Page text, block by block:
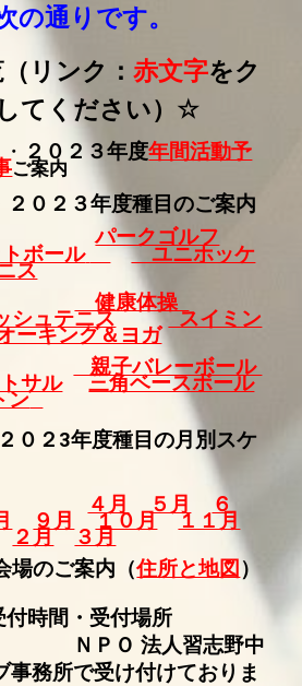
の通りです。
リンク： 赤文字をク
てください） ☆
２０２３年度年間活動予
ご案内
２０２３年度種目のご案内
パークゴルフ
ボール ユニホッケ
ス
健康体操
シュテニス スイミン
ーキング＆ヨガ
親子バレーボール
サル 三角ベースボール
ン
２０２ 3年度種目の月別 スケ
４月
５月 ６
９月 １０月 １１月
２月
３月
場のご案内（住所と地図 ）
付時間・受付場所
人習志野中
事務所で受け付けておりま